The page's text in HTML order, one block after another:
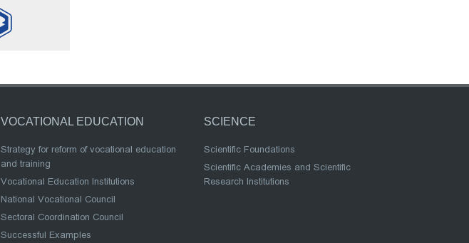
VOCATIONAL EDUCATION
Strategy for reform of vocational education
and training
Vocational Education Institutions
National Vocational Council
Sectoral Coordination Council
Successful Examples
SCIENCE
Scientific Foundations
Scientific Academies and Scientific
Research Institutions